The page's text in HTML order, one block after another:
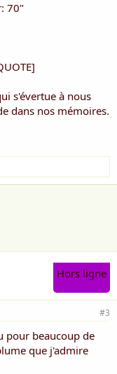
70"
s'évertue à nous
dans nos mémoires.
Hors ligne
#3
pour beaucoup de
que j'admire